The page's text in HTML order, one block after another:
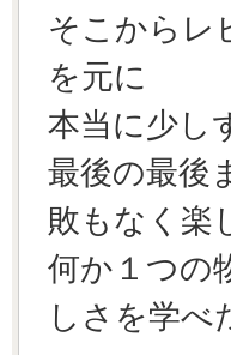
そこからレ
を元に
本当に少し
最後の最後
敗もなく楽
何か１つの
しさを学べ